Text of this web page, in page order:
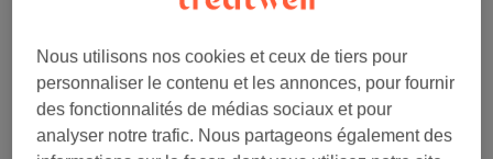
Ma prestation en détail...
Shampoing, soin et brushing
20 min - 50 min
Ma prestation en détail...
à partir de18,50 €
Nous utilisons nos cookies et ceux de tiers pour
personnaliser le contenu et les annonces, pour fournir
des fonctionnalités de médias sociaux et pour
analyser notre trafic. Nous partageons également des